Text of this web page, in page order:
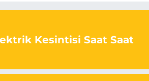
Kesintisi Saat Saat